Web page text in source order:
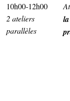
10h00-12h00
2 ateliers
parallèles